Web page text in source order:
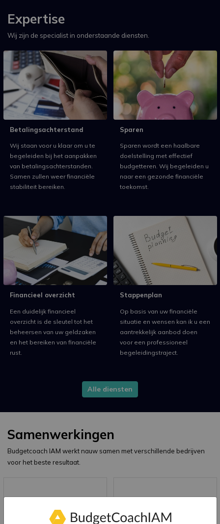
Expertise
Wij zijn de specialist in onderstaande diensten.
Betalingsachterstand
Wij staan voor u klaar om u te
begeleiden bij het aanpakken
van betalingsachterstanden.
Samen zullen weer financiële
stabiliteit bereiken.
Sparen
Sparen wordt een haalbare
doelstelling met effectief
budgetteren. Wij begeleiden u
naar een gezonde financiële
toekomst.
Financieel overzicht
Een duidelijk financieel
overzicht is de sleutel tot het
beheersen van uw geldzaken
en het bereiken van financiële
rust.
Stappenplan
Op basis van uw financiële
situatie en wensen kan ik u een
aantrekkelijk aanbod doen
voor een professioneel
begeleidingstraject.
Alle diensten
Samenwerkingen
Budgetcoach IAM werkt nauw samen met verschillende bedrijven
voor het beste resultaat.